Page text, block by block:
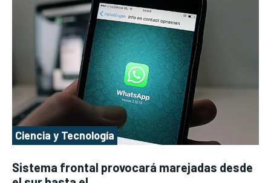
Ciencia y Tecnología
Sistema frontal provocará marejadas desde